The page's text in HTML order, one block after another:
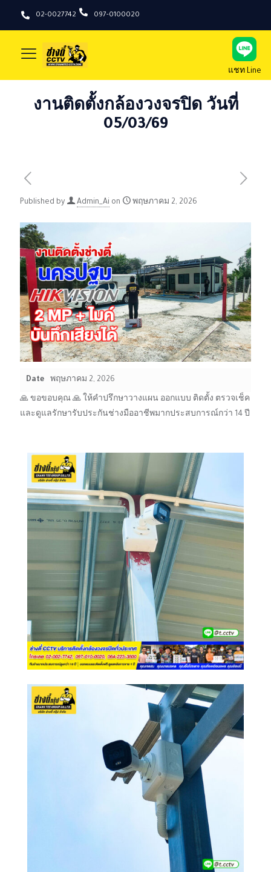
02-0027742 097-0100020
แชท Line
งานติดตั้งกล้องวงจรปิด วันที่
05/03/69
Published by Admin_Ai on พฤษภาคม 2, 2026
Date พฤษภาคม 2, 2026
🙏 ขอขอบคุณ 🙏 ให้คำปรึกษาวางแผน ออกแบบ ติดตั้ง ตรวจเช็ค
และดูแลรักษารับประกันช่างมืออาชีพมากประสบการณ์กว่า 14 ปี